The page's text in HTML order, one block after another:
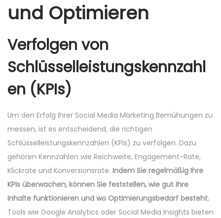
und Optimieren
Verfolgen von
Schlüsselleistungskennzahl
en (KPIs)
Um den Erfolg Ihrer Social Media Marketing Bemühungen zu
messen, ist es entscheidend, die richtigen
Schlüsselleistungskennzahlen (KPIs) zu verfolgen. Dazu
gehören Kennzahlen wie Reichweite, Engagement-Rate,
Klickrate und Konversionsrate. Indem Sie regelmäßig Ihre
KPIs überwachen, können Sie feststellen, wie gut Ihre
Inhalte funktionieren und wo Optimierungsbedarf besteht.
Tools wie Google Analytics oder Social Media Insights bieten